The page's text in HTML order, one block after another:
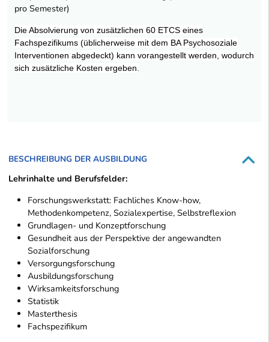
pro Semester)
Die Absolvierung von zusätzlichen 60 ETCS eines
Fachspezifikums (üblicherweise mit dem BA Psychosoziale
Interventionen abgedeckt) kann vorangestellt werden, wodurch
sich zusätzliche Kosten ergeben.
BESCHREIBUNG DER AUSBILDUNG
Lehrinhalte und Berufsfelder:
Forschungswerkstatt: Fachliches Know-how,
Methodenkompetenz, Sozialexpertise, Selbstreflexion
Grundlagen- und Konzeptforschung
Gesundheit aus der Perspektive der angewandten
Sozialforschung
Versorgungsforschung
Ausbildungsforschung
Wirksamkeitsforschung
Statistik
Masterthesis
Fachspezifikum